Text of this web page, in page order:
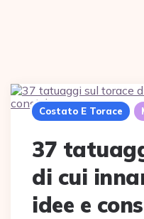
Costato E Torace
37
di cui
idee e